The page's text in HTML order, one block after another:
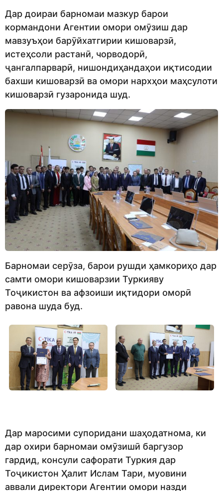
Дар доираи барномаи мазкур барои
кормандони Агентии омори омӯзиш дар
мавзуъҳои барӯйхатгирии кишоварзӣ,
истеҳсоли растанӣ, чорводорӣ,
ҷангалпарварӣ, нишондиҳандаҳои иқтисодии
бахши кишоварзӣ ва омори нархҳои маҳсулоти
кишоварзӣ гузаронида шуд.
Барномаи серӯза, барои рушди ҳамкориҳо дар
самти омори кишоварзии Туркияву
Тоҷикистон ва афзоиши иқтидори оморӣ
равона шуда буд.
Дар маросими супоридани шаҳодатнома, ки
дар охири барномаи омӯзишӣ баргузор
гардид, консули сафорати Туркия дар
Тоҷикистон Ҳалит Ислам Тари, муовини
аввали директори Агентии омори назди